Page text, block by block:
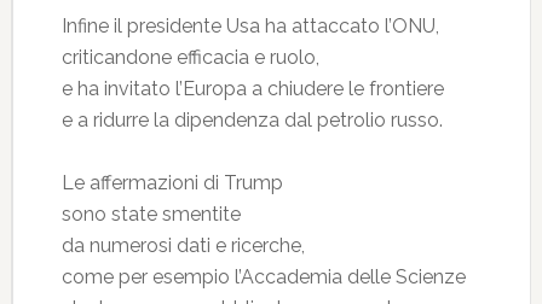
Infine il presidente Usa ha attaccato l’ONU,
criticandone efficacia e ruolo,
e ha invitato l’Europa a chiudere le frontiere
e a ridurre la dipendenza dal petrolio russo.
Le affermazioni di Trump
sono state smentite
da numerosi dati e ricerche,
come per esempio l’Accademia delle Scienze